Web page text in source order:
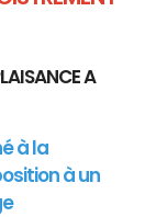
A
à la
à un